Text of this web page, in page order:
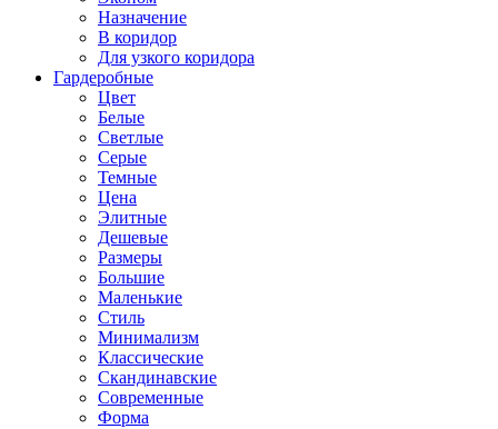
Назначение
В коридор
Для узкого коридора
Гардеробные
Цвет
Белые
Светлые
Серые
Темные
Цена
Элитные
Дешевые
Размеры
Большие
Маленькие
Стиль
Минимализм
Классические
Скандинавские
Современные
Форма